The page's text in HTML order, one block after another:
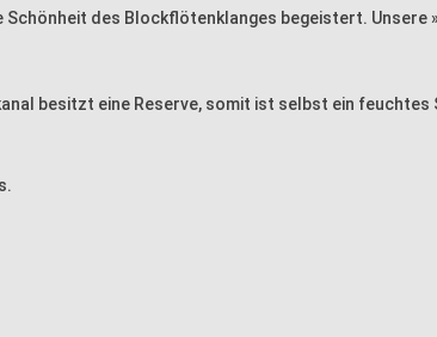
des Blockflötenklanges begeistert. Unsere
besitzt eine Reserve, somit ist selbst ein feuchtes